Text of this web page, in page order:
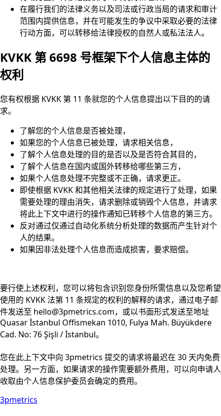
在履行我们的法律义务以及司法或行政当局的请求和审计
范围内提供信息，并在可能发生的争议中采取必要的法律
行动方面，可以转移给法律授权的自然人或私法法人。
KVKK 第 6698 号框架下个人信息主体的
权利
您有权根据 KVKK 第 11 条就您的个人信息提出以下目的的请
求。
了解您的个人信息是否被处理，
如果您的个人信息已被处理，请求相关信息，
了解个人信息处理的目的是否以及是否符合其目的，
了解个人信息在国内或国外转移给哪些第三方，
如果个人信息处理不完整或不正确，请求更正。
即使根据 KVKK 和其他相关法律的规定进行了处理，如果
需要处理的理由消失，请求删除或销毁个人信息，并请求
将此上下文中进行的操作通知已转移个人信息的第三方。
反对通过仅通过自动化系统分析处理的数据而产生针对个
人的结果。
如果因非法处理个人信息而造成损害，要求赔偿。
要行使上述权利，您可以将包含识别您身份所需信息以及您希望
使用的 KVKK 法第 11 条规定的权利的解释的请求，通过电子邮
件发送至 hello@3pmetrics.com，或以书面形式发送至地址
Quasar İstanbul Offismekan 1010, Fulya Mah. Büyükdere
Cad. No: 76 Şişli / İstanbul。
您在此上下文中向 3pmetrics 提交的请求将最迟在 30 天内免费
处理。另一方面，如果请求的操作需要额外费用，可以向申请人
收取由个人信息保护委员会确定的费用。
3pmetrics